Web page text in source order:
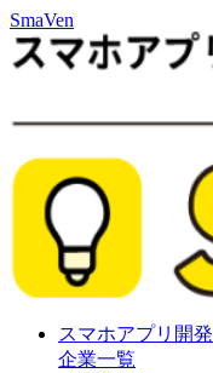
SmaVen
スマホアプリ開発
企業一覧